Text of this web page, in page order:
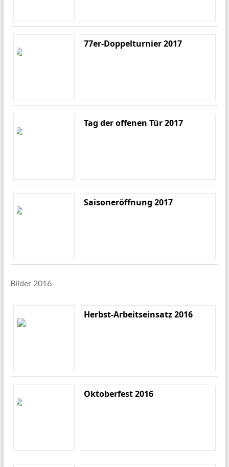
77er-Doppelturnier 2017
Tag der offenen Tür 2017
Saisoneröffnung 2017
Bilder 2016
Herbst-Arbeitseinsatz 2016
Oktoberfest 2016